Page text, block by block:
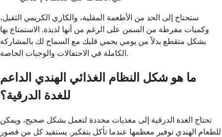
ستحتاج إلى الحد من الأطعمة المقلية، والكاري الكريمي الثقيل،
وكميات مفرطة من السمن على الرغم من أنها لذيذة. الاستمتاع بها
بشكل متقطع بدلاً من يومي يحمي قلبك مع السماح لك بالمشاركة
الكاملة في الاحتفالات والوجبات الخاصة.
ما هو شكل النظام الغذائي الهندي الداعم
للغدة الدرقية؟
تحتاج الغدة الدرقية إلى مغذيات محددة لتعمل بشكل صحيح، ويمكن
للطعام الهندي توفير معظمها عندما تأكل بتفكير. يستفيد كل من قصور